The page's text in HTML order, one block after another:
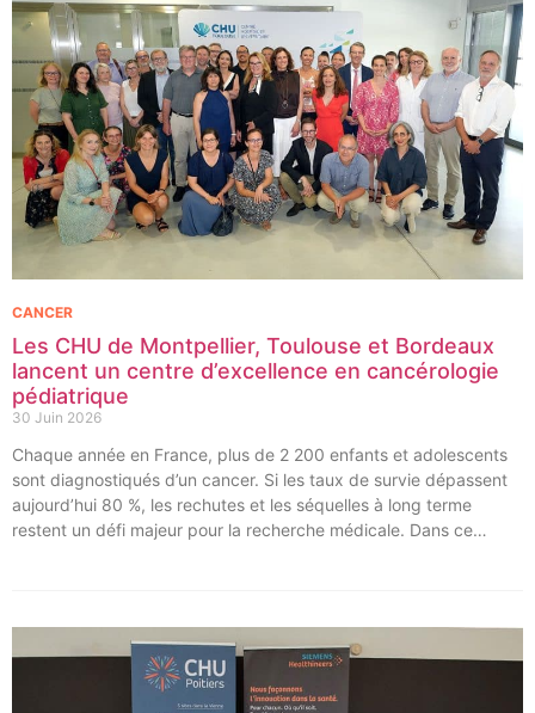
Les CHU de Montpellier, Toulouse et Bordeaux
lancent un centre d’excellence en cancérologie
pédiatrique
30 Juin 2026
CANCER
Chaque année en France, plus de 2 200 enfants et adolescents
sont diagnostiqués d’un cancer. Si les taux de survie dépassent
aujourd’hui 80 %, les rechutes et les séquelles à long terme
restent un défi majeur pour la recherche médicale. Dans ce
cancers pédiatriques.